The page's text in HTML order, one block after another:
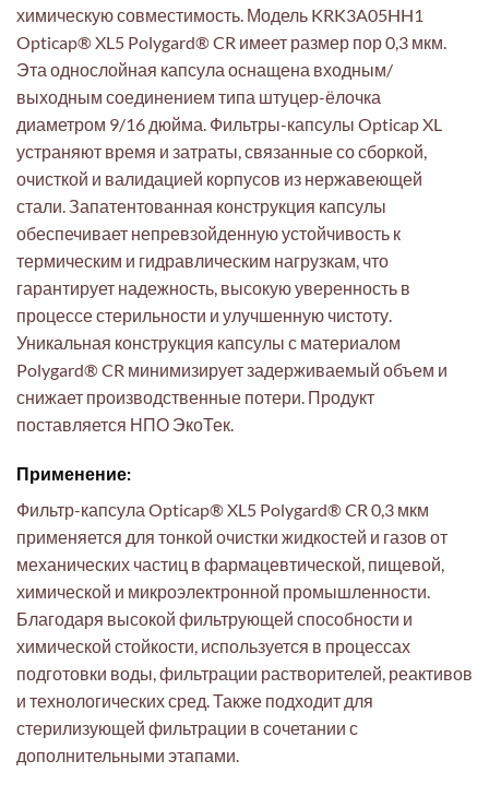
химическую совместимость. Модель KRK3A05HH1
Opticap® XL5 Polygard® CR имеет размер пор 0,3 мкм.
Эта однослойная капсула оснащена входным/
выходным соединением типа штуцер-ёлочка
диаметром 9/16 дюйма. Фильтры-капсулы Opticap XL
устраняют время и затраты, связанные со сборкой,
очисткой и валидацией корпусов из нержавеющей
стали. Запатентованная конструкция капсулы
обеспечивает непревзойденную устойчивость к
термическим и гидравлическим нагрузкам, что
гарантирует надежность, высокую уверенность в
процессе стерильности и улучшенную чистоту.
Уникальная конструкция капсулы с материалом
Polygard® CR минимизирует задерживаемый объем и
снижает производственные потери. Продукт
поставляется НПО ЭкоТек.
Применение:
Фильтр-капсула Opticap® XL5 Polygard® CR 0,3 мкм
применяется для тонкой очистки жидкостей и газов от
механических частиц в фармацевтической, пищевой,
химической и микроэлектронной промышленности.
Благодаря высокой фильтрующей способности и
химической стойкости, используется в процессах
подготовки воды, фильтрации растворителей, реактивов
и технологических сред. Также подходит для
стерилизующей фильтрации в сочетании с
дополнительными этапами.